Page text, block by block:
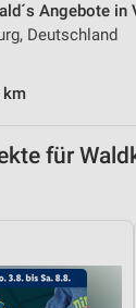
Angebote in
Deutschland
km
für